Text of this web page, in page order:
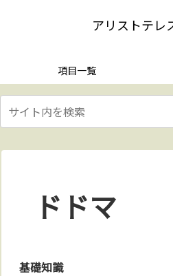
アリストテレ
項目一覧
ドドマ
基礎知識